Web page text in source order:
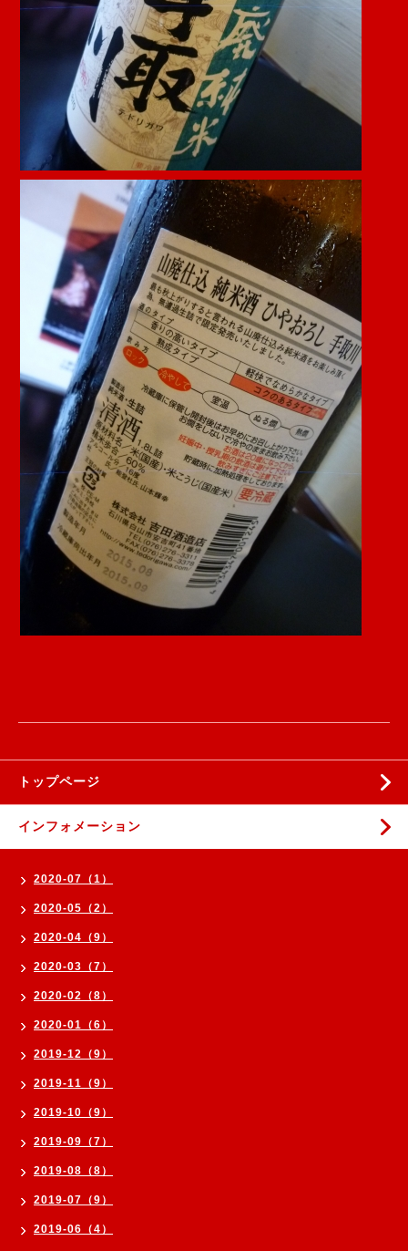
トップページ
インフォメーション
2020-07（1）
2020-05（2）
2020-04（9）
2020-03（7）
2020-02（8）
2020-01（6）
2019-12（9）
2019-11（9）
2019-10（9）
2019-09（7）
2019-08（8）
2019-07（9）
2019-06（4）